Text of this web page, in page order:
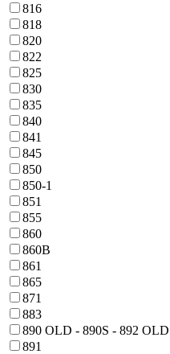
816
818
820
822
825
830
835
840
841
845
850
850-1
851
855
860
860B
861
865
871
883
890 OLD - 890S - 892 OLD
891